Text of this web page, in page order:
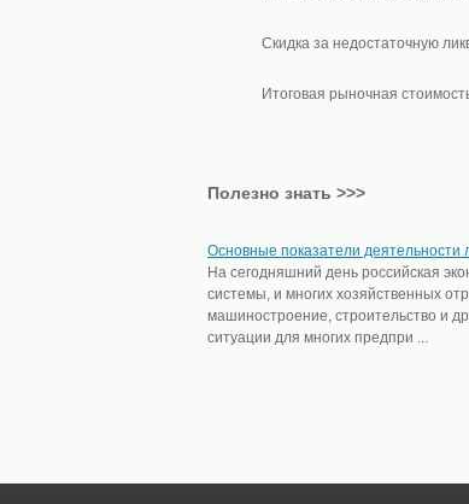
Скидка за недостаточную
Итоговая рыночная
Полезно знать >>>
Основные показатели деятельности
На сегодняшний день российская
системы, и многих хозяйственных
машиностроение, строительство и
ситуации для многих предпри ...